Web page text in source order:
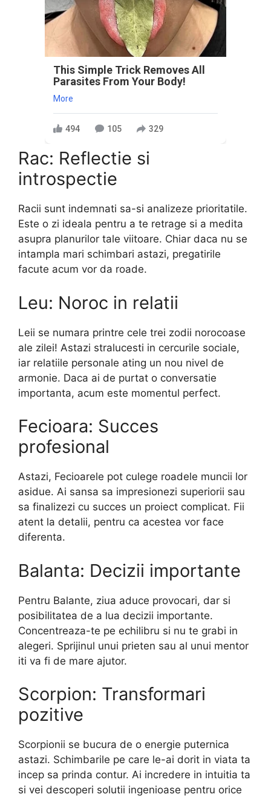
This Simple Trick Removes All
Parasites From Your Body!
More
494 105 329
Rac: Reflectie si
introspectie
Racii sunt indemnati sa-si analizeze prioritatile.
Este o zi ideala pentru a te retrage si a medita
asupra planurilor tale viitoare. Chiar daca nu se
intampla mari schimbari astazi, pregatirile
facute acum vor da roade.
Leu: Noroc in relatii
Leii se numara printre cele trei zodii norocoase
ale zilei! Astazi stralucesti in cercurile sociale,
iar relatiile personale ating un nou nivel de
armonie. Daca ai de purtat o conversatie
importanta, acum este momentul perfect.
Fecioara: Succes
profesional
Astazi, Fecioarele pot culege roadele muncii lor
asidue. Ai sansa sa impresionezi superiorii sau
sa finalizezi cu succes un proiect complicat. Fii
atent la detalii, pentru ca acestea vor face
diferenta.
Balanta: Decizii importante
Pentru Balante, ziua aduce provocari, dar si
posibilitatea de a lua decizii importante.
Concentreaza-te pe echilibru si nu te grabi in
alegeri. Sprijinul unui prieten sau al unui mentor
iti va fi de mare ajutor.
Scorpion: Transformari
pozitive
Scorpionii se bucura de o energie puternica
astazi. Schimbarile pe care le-ai dorit in viata ta
incep sa prinda contur. Ai incredere in intuitia ta
si vei descoperi solutii ingenioase pentru orice